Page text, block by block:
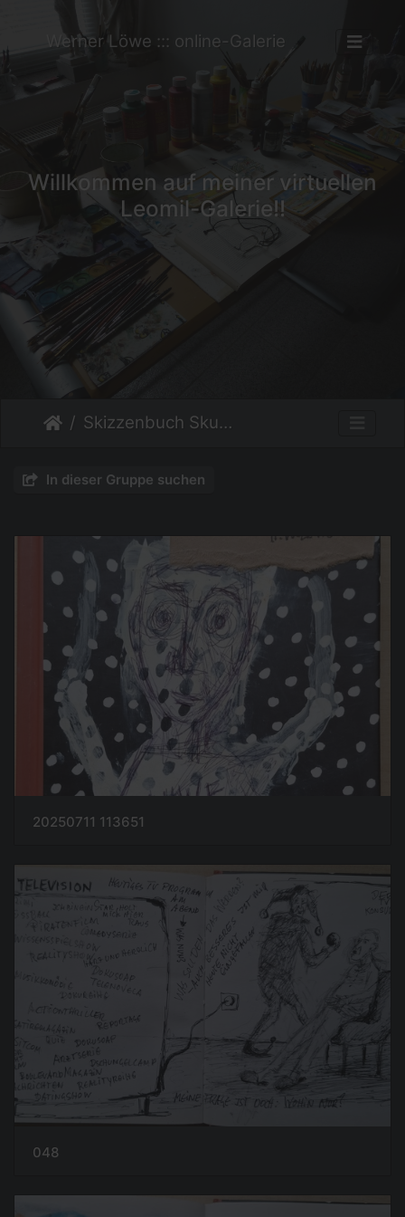
Werner Löwe ::: online-Galerie
Willkommen auf meiner virtuellen
Leomil-Galerie!!
Skizzenbuch Skurril
In dieser Gruppe suchen
20250711 113651
048